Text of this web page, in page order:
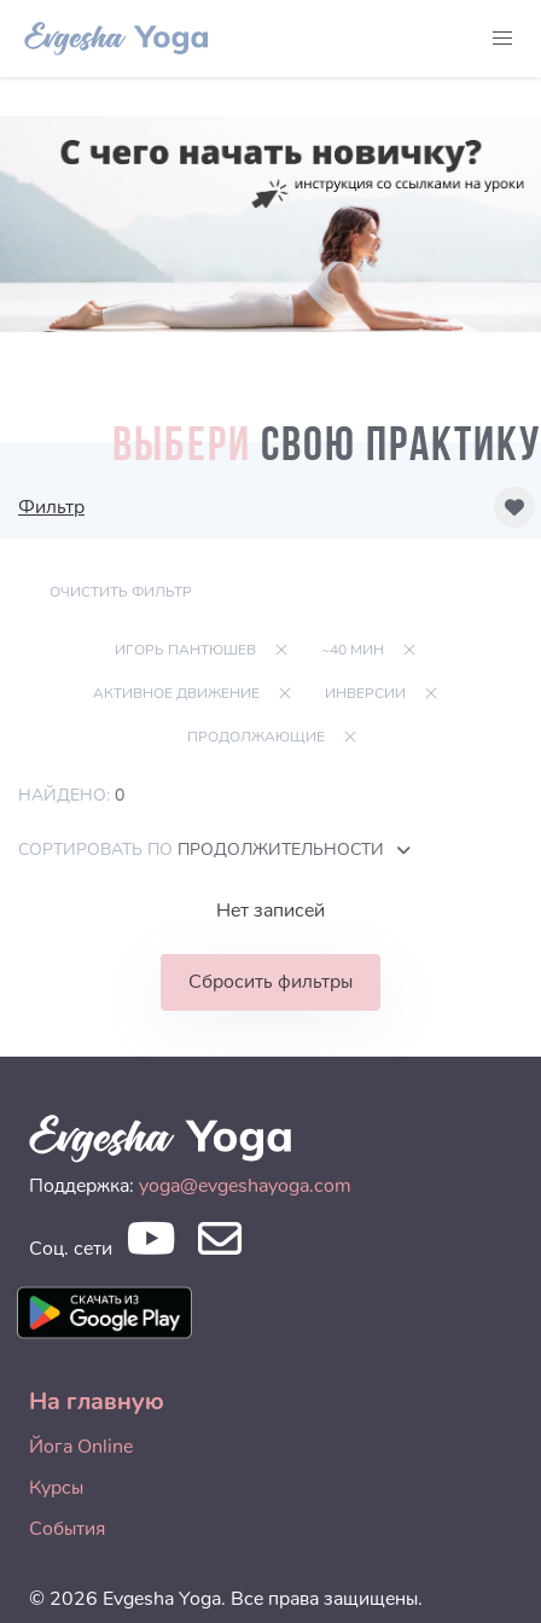
ВЫБЕРИ СВОЮ ПРАКТИКУ
Фильтр
ОЧИСТИТЬ ФИЛЬТР
ИГОРЬ ПАНТЮШЕВ ~40 МИН
АКТИВНОЕ ДВИЖЕНИЕ ИНВЕРСИИ
ПРОДОЛЖАЮЩИЕ
НАЙДЕНО: 0
СОРТИРОВАТЬ ПО ПРОДОЛЖИТЕЛЬНОСТИ
Нет записей
Сбросить фильтры
Поддержка: yoga@evgeshayoga.com
Соц. сети
На главную
Йога Online
Курсы
События
© 2026 Evgesha Yoga. Все права защищены.